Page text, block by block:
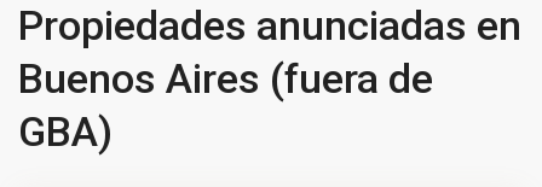
Propiedades anunciadas en
Buenos Aires (fuera de
GBA)